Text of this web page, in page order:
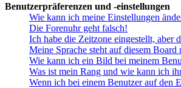
Benutzerpräferenzen und -einstellungen
Wie kann ich meine Einstellungen
Die Forenuhr geht falsch!
Ich habe die Zeitzone eingestellt, aber
Meine Sprache steht auf diesem
Wie kann ich ein Bild bei meinem
Was ist mein Rang und wie kann ich
Wenn ich bei einem Benutzer auf den